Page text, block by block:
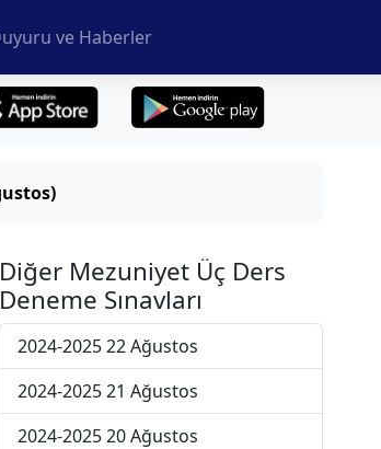
ve Haberler
Diğer Mezuniyet Üç Ders
Deneme Sınavları
2024-2025 22 Ağustos
2024-2025 21 Ağustos
2024-2025 20 Ağustos